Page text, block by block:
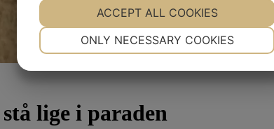
lige i paraden
YES NO YES NO
ONLY NECESSARY COOKIES
ACCEPT ALL COOKIES